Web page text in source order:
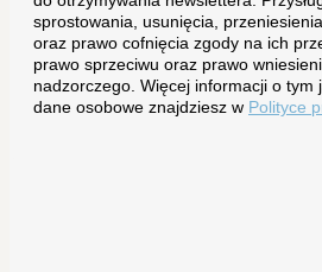
sprostowania, usunięcia,
oraz prawo cofnięcia zgody na ich
prawo sprzeciwu oraz prawo
nadzorczego. Więcej informacji o tym
dane osobowe znajdziesz w Polityce